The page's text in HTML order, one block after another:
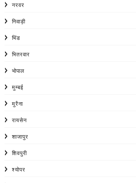
नरवर
निवाड़ी
भिंड
भितरवार
भोपाल
मुम्बई
मुरैना
रायसेन
शाजापुर
शिवपुरी
श्योपर